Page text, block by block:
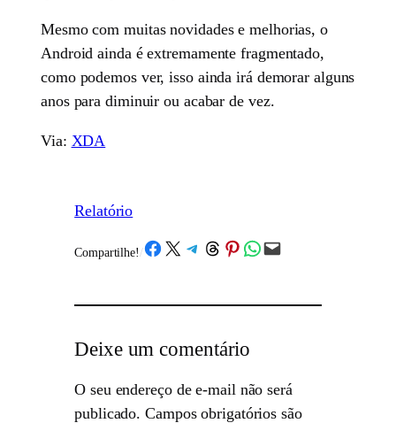
Mesmo com muitas novidades e melhorias, o
Android ainda é extremamente fragmentado,
como podemos ver, isso ainda irá demorar alguns
anos para diminuir ou acabar de vez.
Via: XDA
Relatório
Compartilhe!/Share on Facebook
Share on X Share on Telegram
Share on Threads
Share on Pinterest
Share on WhatsApp
Email this Page
Deixe um comentário
O seu endereço de e-mail não será
publicado. Campos obrigatórios são